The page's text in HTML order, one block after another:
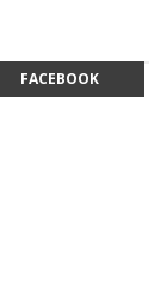
FACEBOOK